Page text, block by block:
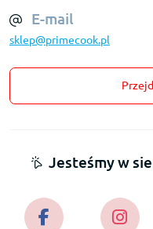
E-mail
sklep@primecook.pl
Jesteśmy w